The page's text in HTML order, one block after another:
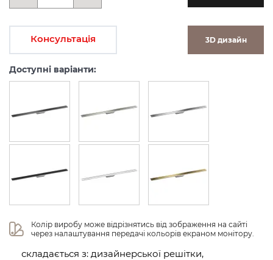
Консультація 3D дизайн
Доступні варіанти:
Колір виробу може відрізнятись від зображення на сайті
через налаштування передачі кольорів екраном монітору.
складається з: дизайнерської решітки,